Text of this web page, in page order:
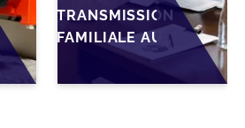
TRANSMISSION
FAMILIALE AU
ANTICIPER LA